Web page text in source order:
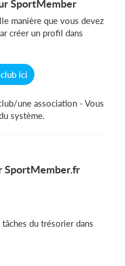
SportMember
manière que vous devez
créer un profil dans
ici
une association - Vous
système.
SportMember.fr
du trésorier dans